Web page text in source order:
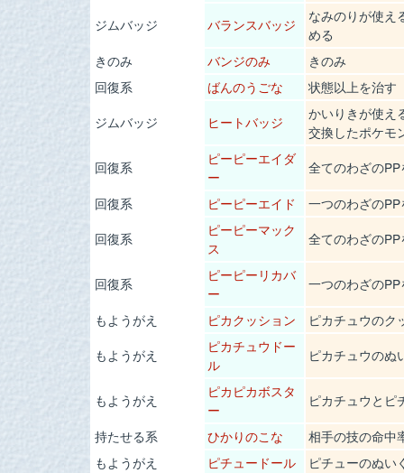
ジムバッジ
バランスバッジ
なみのりが使え
める
きのみ
バンジのみ
きのみ
回復系
ばんのうごな
状態以上を治す
ジムバッジ
ヒートバッジ
かいりきが使え
交換したポケモ
回復系
ピーピーエイダ
ー
全てのわざの
回復系
ピーピーエイド
一つのわざの
回復系
ピーピーマック
ス
全てのわざの
回復系
ピーピーリカバ
ー
一つのわざの
もようがえ
ピカクッション
ピカチュウのク
もようがえ
ピカチュウドー
ル
ピカチュウのぬ
もようがえ
ピカピカボスタ
ー
ピカチュウとピ
持たせる系
ひかりのこな
相手の技の命中
もようがえ
ピチュードール
ピチューのぬい